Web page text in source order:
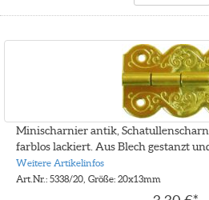
Minischarnier antik,
farblos lackiert. Aus Blech gestanzt
Weitere Artikelinfos
Art.Nr.: 5338/20, Größe: 20x13mm